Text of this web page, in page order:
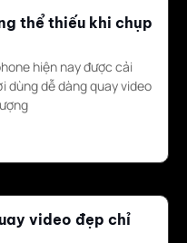
thể thiếu khi chụp
hiện nay được cải
dùng dễ dàng quay video
video đẹp chỉ